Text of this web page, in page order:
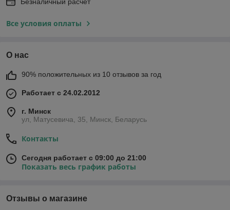
Все условия оплаты
О нас
90% положительных из 10 отзывов за год
Работает с 24.02.2012
г. Минск
ул, Матусевича, 35, Минск, Беларусь
Контакты
Сегодня работает с 09:00 до 21:00
Показать весь график работы
Отзывы о магазине